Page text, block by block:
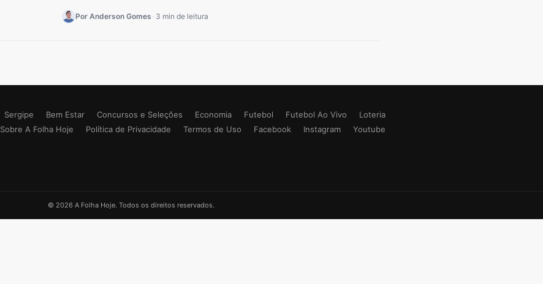
Por Anderson Gomes 3 min de leitura
Sergipe Bem Estar Concursos e Seleções Economia Futebol Futebol Ao Vivo
Loteria
Sobre A Folha Hoje Política de Privacidade Termos de Uso Facebook Instagram Youtube
© 2026 A Folha Hoje. Todos os direitos reservados.